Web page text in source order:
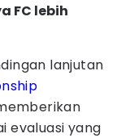
FC lebih
lanjutan
evaluasi yang